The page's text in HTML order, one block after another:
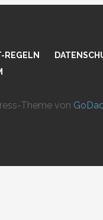
REGELN
Theme von